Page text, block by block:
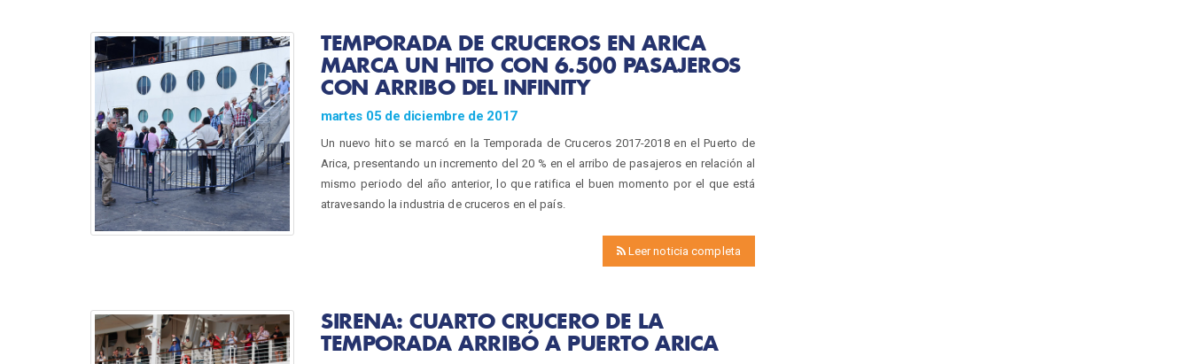
TEMPORADA DE CRUCEROS EN ARICA
MARCA UN HITO CON 6.500 PASAJEROS
CON ARRIBO DEL INFINITY
martes 05 de diciembre de 2017
Un nuevo hito se marcó en la Temporada de Cruceros 2017-2018 en el Puerto de
Arica, presentando un incremento del 20 % en el arribo de pasajeros en relación al
mismo periodo del año anterior, lo que ratifica el buen momento por el que está
atravesando la industria de cruceros en el país.
Leer noticia completa
SIRENA: CUARTO CRUCERO DE LA
TEMPORADA ARRIBÓ A PUERTO ARICA